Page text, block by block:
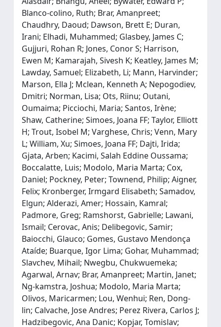
Blanco‐colino, Ruth; Brar, Amanpreet;
Chaudhry, Daoud; Dawson, Brett E; Duran,
Irani; Elhadi, Muhammed; Glasbey, James C;
Gujjuri, Rohan R; Jones, Conor S; Harrison,
Ewen M; Kamarajah, Sivesh K; Keatley, James M;
Lawday, Samuel; Elizabeth, Li; Mann, Harvinder;
Marson, Ella J; Mclean, Kenneth A; Nepogodiev,
Dmitri; Norman, Lisa; Ots, Riinu; Outani,
Oumaima; Picciochi, Maria; Santos, Irène;
Shaw, Catherine; Simoes, Joana FF; Taylor, Elliott
H; Trout, Isobel M; Varghese, Chris; Venn, Mary
L; William, Xu; Simoes, Joana FF; Dajti, Irida;
Gjata, Arben; Kacimi, Salah Eddine Oussama;
Boccalatte, Luis; Modolo, Maria Marta; Cox,
Daniel; Pockney, Peter; Townend, Philip; Aigner,
Felix; Kronberger, Irmgard Elisabeth; Samadov,
Elgun; Alderazi, Amer; Hossain, Kamral;
Padmore, Greg; Ramshorst, Gabrielle; Lawani,
Ismaïl; Cerovac, Anis; Delibegovic, Samir;
Baiocchi, Glauco; Gomes, Gustavo Mendonça
Ataíde; Buarque, Igor Lima; Gohar, Muhammad;
Slavchev, Mihail; Nwegbu, Chukwuemeka;
Agarwal, Arnav; Brar, Amanpreet; Martin, Janet;
Ng‐kamstra, Joshua; Modolo, Maria Marta;
Olivos, Maricarmen; Lou, Wenhui; Ren, Dong‐
lin; Calvache, Jose Andres; Perez Rivera, Carlos J;
Hadzibegovic, Ana Danic; Kopjar, Tomislav;